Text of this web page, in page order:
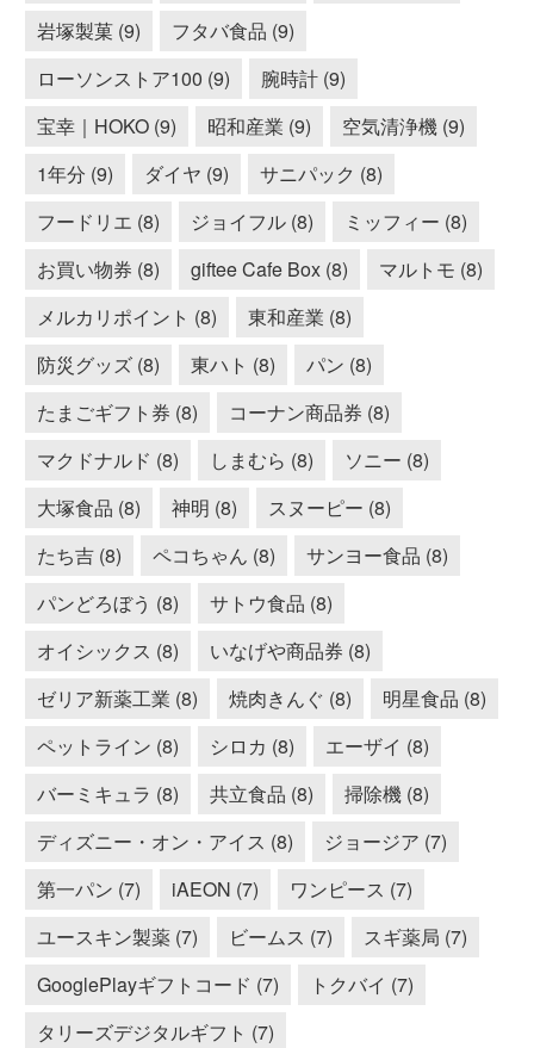
岩塚製菓 (9)
フタバ食品 (9)
ローソンストア100 (9)
腕時計 (9)
宝幸｜HOKO (9)
昭和産業 (9)
空気清浄機 (9)
1年分 (9)
ダイヤ (9)
サニパック (8)
フードリエ (8)
ジョイフル (8)
ミッフィー (8)
お買い物券 (8)
giftee Cafe Box (8)
マルトモ (8)
メルカリポイント (8)
東和産業 (8)
防災グッズ (8)
東ハト (8)
パン (8)
たまごギフト券 (8)
コーナン商品券 (8)
マクドナルド (8)
しまむら (8)
ソニー (8)
大塚食品 (8)
神明 (8)
スヌーピー (8)
たち吉 (8)
ペコちゃん (8)
サンヨー食品 (8)
パンどろぼう (8)
サトウ食品 (8)
オイシックス (8)
いなげや商品券 (8)
ゼリア新薬工業 (8)
焼肉きんぐ (8)
明星食品 (8)
ペットライン (8)
シロカ (8)
エーザイ (8)
バーミキュラ (8)
共立食品 (8)
掃除機 (8)
ディズニー・オン・アイス (8)
ジョージア (7)
第一パン (7)
iAEON (7)
ワンピース (7)
ユースキン製薬 (7)
ビームス (7)
スギ薬局 (7)
GooglePlayギフトコード (7)
トクバイ (7)
タリーズデジタルギフト (7)